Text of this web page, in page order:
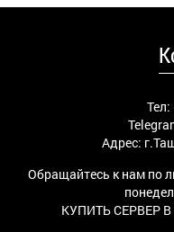
Адрес:
Обращайтесь к нам по
КУПИТЬ СЕРВЕР